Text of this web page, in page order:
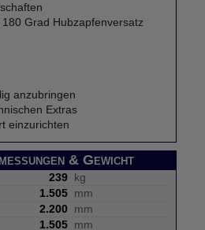
Grad Hubzapfenversatz
anzubringen
Extras
einzurichten
& Gewicht
239 kg
1.505 mm
2.200
mm
1.505 mm